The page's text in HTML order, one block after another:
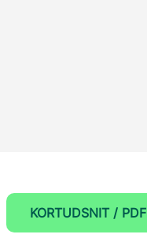
KORTUDSNIT / PDF